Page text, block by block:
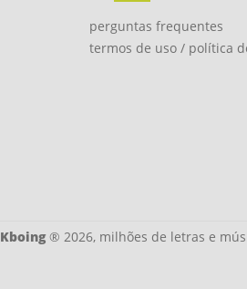
perguntas frequentes
termos de uso / política
Kboing® 2026, milhões de letras e